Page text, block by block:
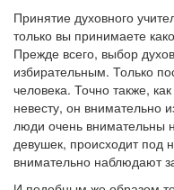
Принятие духовного
только вы принимаете
Прежде всего, выбор
избирательным. Только
человека. Точно также,
невесту, он внимательно
люди очень внимательны
девушек, происходит под
внимательно наблюдают